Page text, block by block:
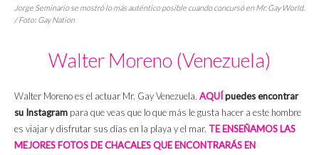
Jorge Seminario se mostró lo más auténtico posible cuando concursó en Mr. Gay World.
/ Foto: Gay Nation
Walter Moreno (Venezuela)
Walter Moreno es el actuar Mr. Gay Venezuela. AQUÍpuedes encontrar
su Instagram para que veas que lo que más le gusta hacer a este hombre
es viajar y disfrutar sus días en la playa y el mar. TE ENSEÑAMOS LAS
MEJORES FOTOS DE CHACALES QUE ENCONTRARÁS EN